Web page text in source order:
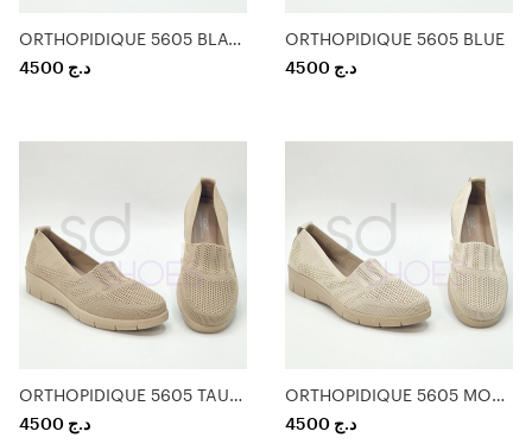
ORTHOPIDIQUE 5605 BLACK
4500 د.ج
ORTHOPIDIQUE 5605 BLUE
4500 د.ج
ORTHOPIDIQUE 5605 TAUPE
4500 د.ج
ORTHOPIDIQUE 5605 MOKA
4500 د.ج